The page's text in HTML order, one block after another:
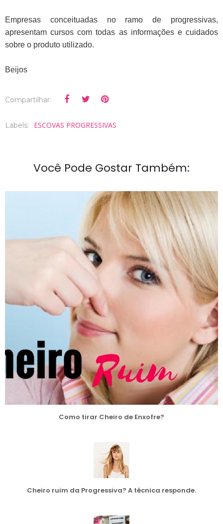
Empresas conceituadas no ramo de progressivas,
apresentam cursos com todas as informações e cuidados
sobre o produto utilizado.
Beijos
Compartilhar:
Labels: ESCOVAS PROGRESSIVAS
Você Pode Gostar Também:
Como tirar Cheiro de Enxofre?
Cheiro ruim da Progressiva? A técnica responde.